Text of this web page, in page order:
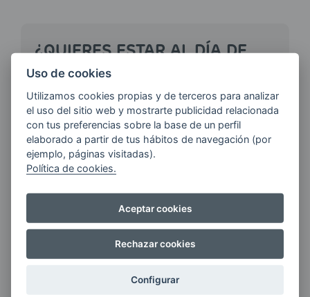
¿QUIERES ESTAR AL DÍA DE
LAS
ÚLTIMAS NOVEDADES?
E-MAIL
Quiero recibir las últimas novedades de AVIA
ENERGIAS por cualquier medio, incluido
electrónico.Más información
Uso de cookies
Utilizamos cookies propias y de terceros para analizar
el uso del sitio web y mostrarte publicidad relacionada
con tus preferencias sobre la base de un perfil
elaborado a partir de tus hábitos de navegación (por
ejemplo, páginas visitadas).
Política de cookies.
Aceptar cookies
Rechazar cookies
Configurar